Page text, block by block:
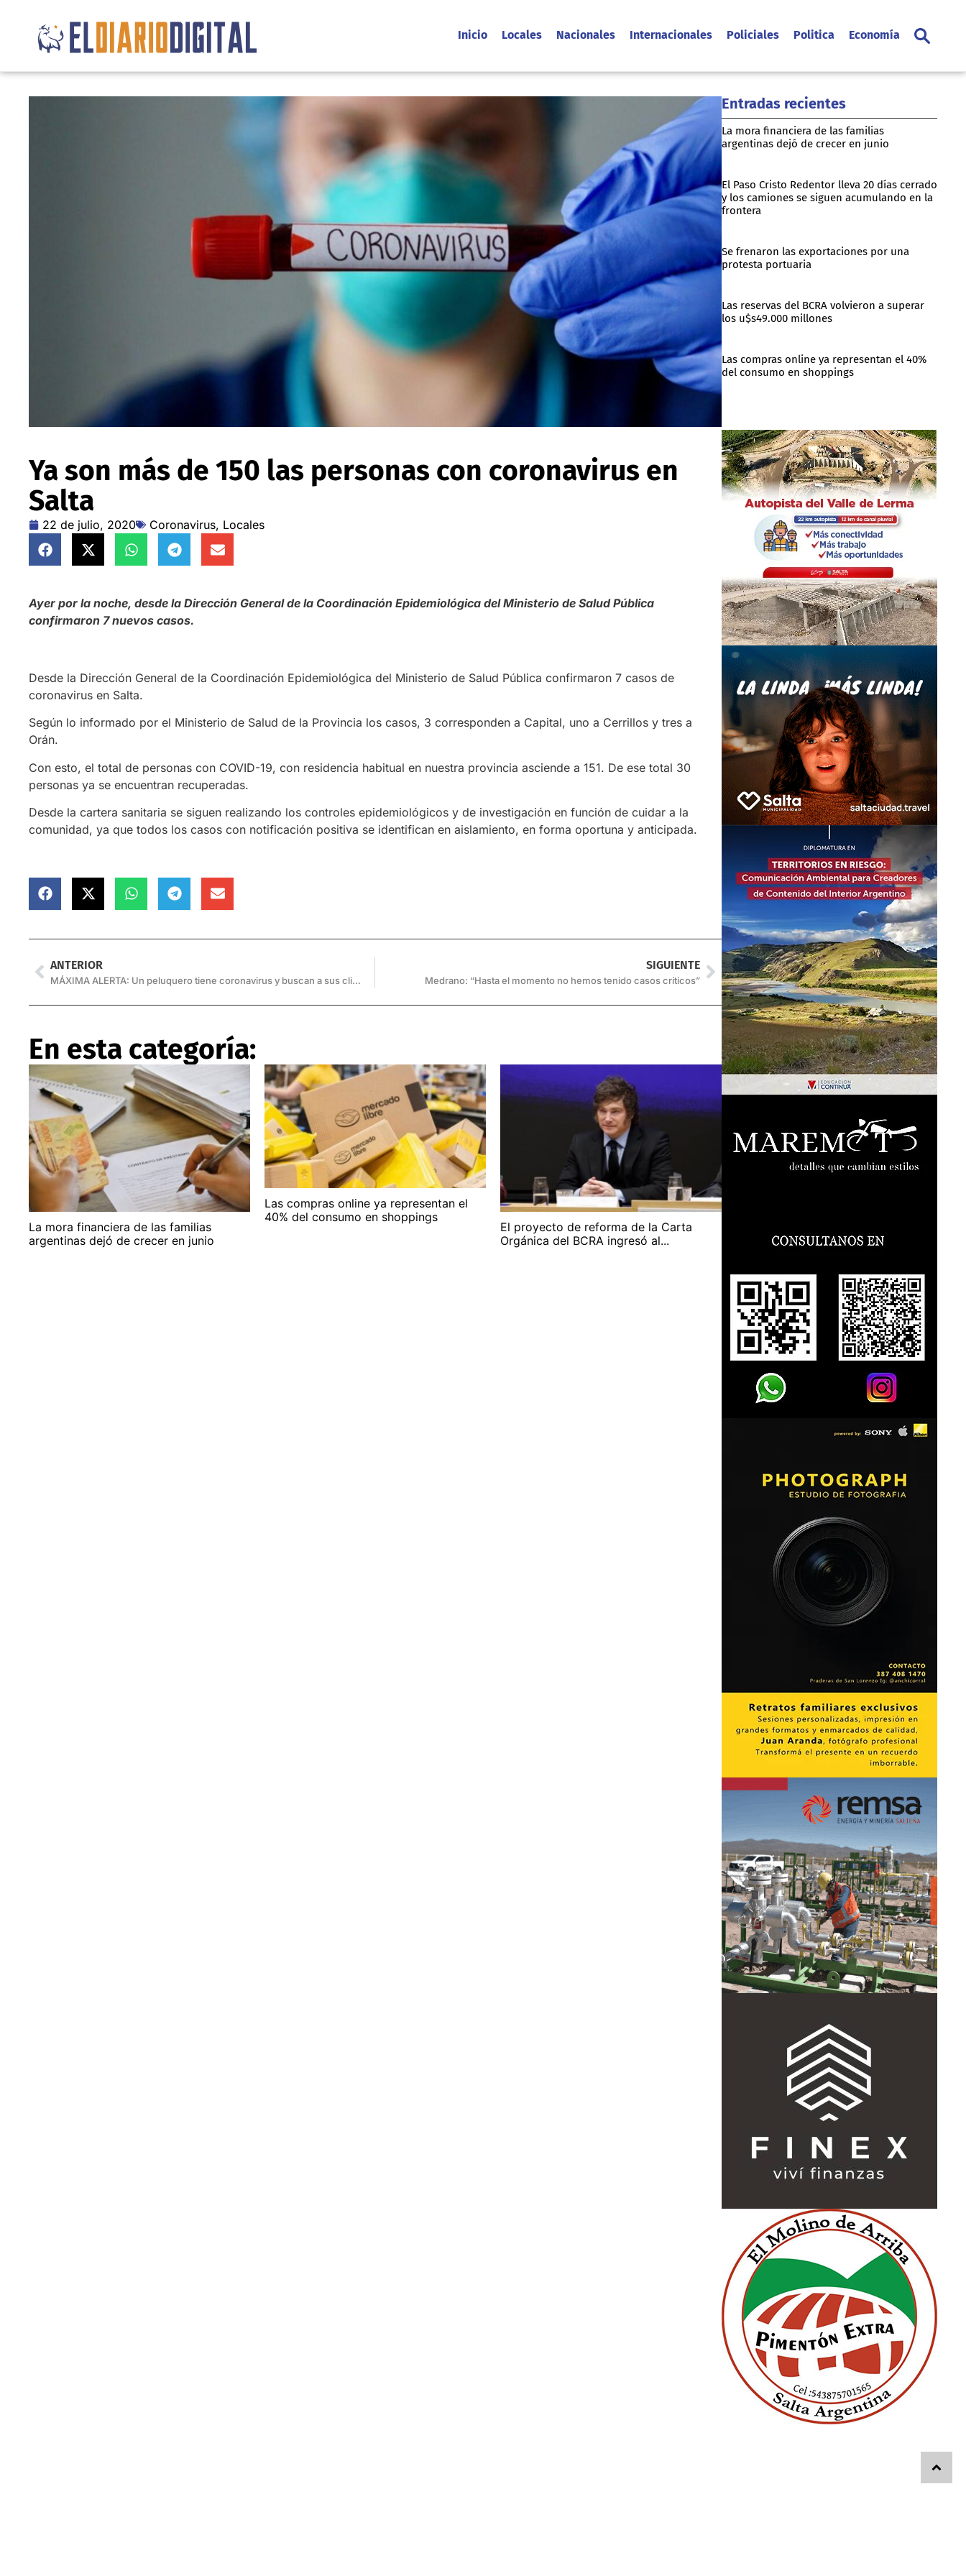
Inicio Locales Nacionales Internacionales Policiales Politica Economía
Ya son más de 150 las personas con coronavirus en
Salta
22 de julio, 2020 Coronavirus, Locales
Ayer por la noche, desde la Dirección General de la Coordinación Epidemiológica del Ministerio de Salud Pública
confirmaron 7 nuevos casos.
Desde la Dirección General de la Coordinación Epidemiológica del Ministerio de Salud Pública confirmaron 7 casos de
coronavirus en Salta.
Según lo informado por el Ministerio de Salud de la Provincia los casos, 3 corresponden a Capital, uno a Cerrillos y tres a
Orán.
Con esto, el total de personas con COVID-19, con residencia habitual en nuestra provincia asciende a 151. De ese total 30
personas ya se encuentran recuperadas.
Desde la cartera sanitaria se siguen realizando los controles epidemiológicos y de investigación en función de cuidar a la
comunidad, ya que todos los casos con notificación positiva se identifican en aislamiento, en forma oportuna y anticipada.
ANTERIOR
MÁXIMA ALERTA: Un peluquero tiene coronavirus y buscan a sus clientes
SIGUIENTE
Medrano: “Hasta el momento no hemos tenido casos críticos”
En esta categoría:
La mora financiera de las familias
argentinas dejó de crecer en junio
Las compras online ya representan el
40% del consumo en shoppings
El proyecto de reforma de la Carta
Orgánica del BCRA ingresó al...
Entradas recientes
La mora financiera de las familias
argentinas dejó de crecer en junio
El Paso Cristo Redentor lleva 20 días cerrado
y los camiones se siguen acumulando en la
frontera
Se frenaron las exportaciones por una
protesta portuaria
Las reservas del BCRA volvieron a superar
los u$s49.000 millones
Las compras online ya representan el 40%
del consumo en shoppings